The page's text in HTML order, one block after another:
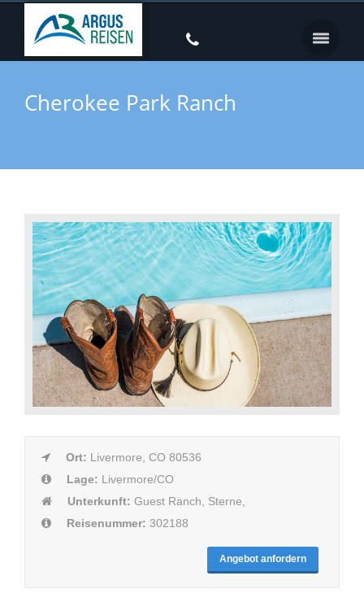
Cherokee Park Ranch
Ort: Livermore, CO 80536
Lage: Livermore/CO
Unterkunft: Guest Ranch, Sterne,
Reisenummer: 302188
Angebot anfordern